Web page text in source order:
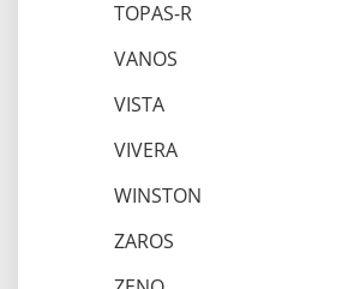
TOPAS-R
VANOS
VISTA
VIVERA
WINSTON
ZAROS